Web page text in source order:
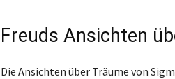
Freuds Ansichten
Die Ansichten über Träume von